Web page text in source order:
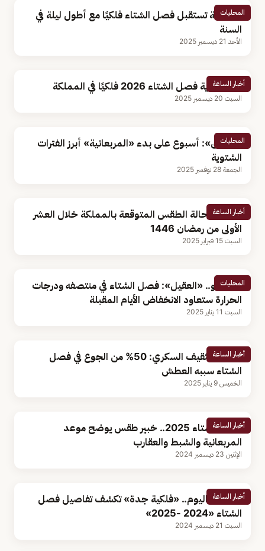
المحليات
المملكة تستقبل فصل الشتاء فلكيًا مع أطول ليلة في
السنة
الأحد 21 ديسمبر 2025
أخبار الساعة
غدا.. بداية فصل الشتاء 2026 فلكيًا في المملكة
السبت 20 ديسمبر 2025
المحليات
«الزعاق»: أسبوع على بدء «المربعانية» أبرز الفترات
الشتوية
الجمعة 28 نوفمبر 2025
أخبار الساعة
"باردة".. حالة الطقس المتوقعة بالمملكة خلال العشر
الأولى من رمضان 1446
السبت 15 فبراير 2025
المحليات
بالفيديو.. «العقيل»: فصل الشتاء في منتصفه ودرجات
الحرارة ستعاود الانخفاض الأيام المقبلة
السبت 11 يناير 2025
أخبار الساعة
مختص تثقيف السكري: 50% من الجوع في فصل
الشتاء سببه العطش
الخميس 9 يناير 2025
أخبار الساعة
فصل الشتاء 2025.. خبير طقس يوضح موعد
المربعانية والشبط والعقارب
الإثنين 23 ديسمبر 2024
أخبار الساعة
بدءا من اليوم.. «فلكية جدة» تكشف تفاصيل فصل
الشتاء «2024 -2025»
السبت 21 ديسمبر 2024